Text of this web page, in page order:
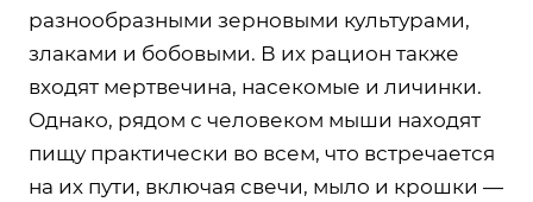
разнообразными зерновыми культурами,
злаками и бобовыми. В их рацион также
входят мертвечина, насекомые и личинки.
Однако, рядом с человеком мыши находят
пищу практически во всем, что встречается
на их пути, включая свечи, мыло и крошки —